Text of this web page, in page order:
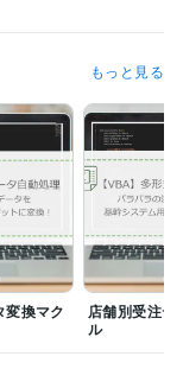
可能な限り柔軟に調
相談ください。
経験年数 : 4年
3年
年
もっと見る
変換マク
店舗別受注デ
ル